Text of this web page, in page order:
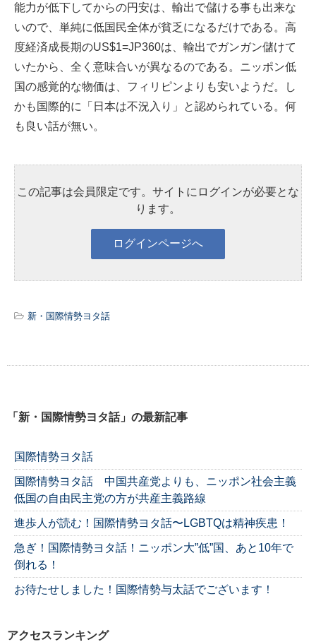
能力が低下してからの円安は、輸出で儲ける事も出来な
いので、単純に低国民全体が貧乏になるだけである。高
度経済成長期のUS$1=JP360は、輸出でガンガン儲けて
いたから、全く意味合いが異なるのである。ニッポン低
国の感覚的な物価は、フィリピンよりも安いようだ。し
かも国際的に「日本は不況入り」と認められている。何
も良い話が無い。
この記事は会員限定です。サイトにログインが必要とな
ります。
新・国際情勢ヨタ話
「新・国際情勢ヨタ話」の最新記事
国際情勢ヨタ話
国際情勢ヨタ話 中国共産党よりも、ニッポン社会主義
低国の自由民主党の方が共産主義路線
進歩人が読む！国際情勢ヨタ話〜LGBTQは精神疾患！
急ぎ！国際情勢ヨタ話！ニッポン大”低”国、あと10年で
倒れる！
お待たせしました！国際情勢与太話でございます！
アクセスランキング